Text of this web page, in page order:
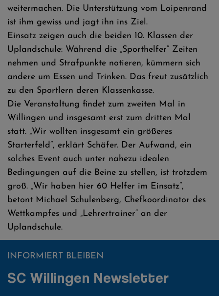
weitermachen. Die Unterstützung vom Loipenrand
ist ihm gewiss und jagt ihn ins Ziel.
Einsatz zeigen auch die beiden 10. Klassen der
Uplandschule: Während die „Sporthelfer“ Zeiten
nehmen und Strafpunkte notieren, kümmern sich
andere um Essen und Trinken. Das freut zusätzlich
zu den Sportlern deren Klassenkasse.
Die Veranstaltung findet zum zweiten Mal in
Willingen und insgesamt erst zum dritten Mal
statt. „Wir wollten insgesamt ein größeres
Starterfeld“, erklärt Schäfer. Der Aufwand, ein
solches Event auch unter nahezu idealen
Bedingungen auf die Beine zu stellen, ist trotzdem
groß. „Wir haben hier 60 Helfer im Einsatz“,
betont Michael Schulenberg, Chefkoordinator des
Wettkampfes und „Lehrertrainer“ an der
Uplandschule.
INFORMIERT BLEIBEN
SC Willingen Newsletter